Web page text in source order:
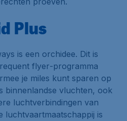
Plus
is een orchidee. Dit is
flyer-programma
je miles kunt sparen op
binnenlandse vluchten, ook
luchtverbindingen van
luchtvaartmaatschappij is